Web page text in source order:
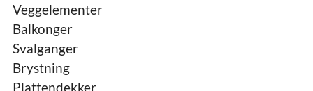
Veggelementer
Balkonger
Svalganger
Brystning
Plattendekker